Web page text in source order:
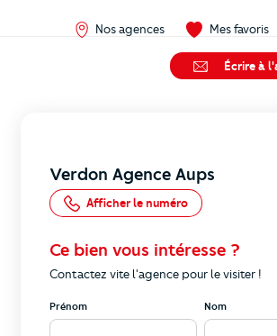
Nos agences Mes favoris
Message
Écrire à
Verdon Agence Aups
Afficher le numéro
Ce bien vous intéresse ?
Contactez vite l'agence pour le visiter !
Prénom Nom